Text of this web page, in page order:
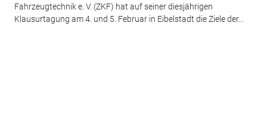
Fahrzeugtechnik e. V. (ZKF) hat auf seiner diesjährigen
Klausurtagung am 4. und 5. Februar in Eibelstadt die Ziele der...